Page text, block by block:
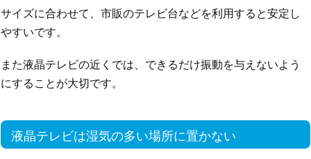
サイズに合わせて、市販のテレビ台などを利用すると安定し
やすいです。
また液晶テレビの近くでは、できるだけ振動を与えないよう
にすることが大切です。
液晶テレビは湿気の多い場所に置かない